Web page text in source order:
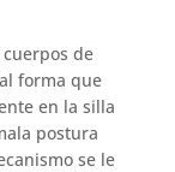
de
forma que
en la silla
postura
se le